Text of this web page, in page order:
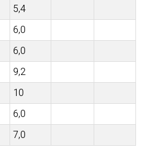
5,4
6,0
6,0
9,2
10
6,0
7,0